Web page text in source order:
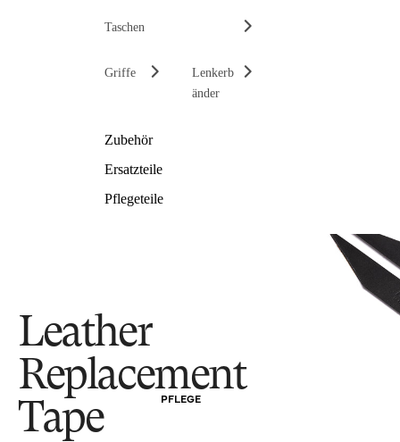
Taschen
Griffe
Lenkerb
änder
Zubehör
Ersatzteile
Pflegeteile
PFLEGE
Leather
Replacement
Tape